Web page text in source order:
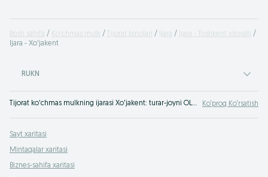
Bosh sahifa Ko'chmas mulk Tijorat binolari Ijara
Ijara - Toshkent viloyati
Ijara - Xo'jakent
RUKN
Tijorat ko'chmas mulkning ijarasi Xo'jakent: turar-joyni OLX.uz O'zbekiston e'lonlar servisi yordamida ijaraga olish, berish Xo'jakent. OLX - doimo maqbul narxlardagi tijorat turar-joylarining ijarasi! Ko‘proq Ko‘rsatish
Sayt xaritasi
Mintaqalar xaritasi
Biznes-sahifa xaritasi